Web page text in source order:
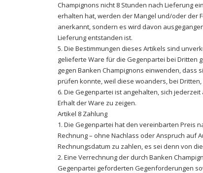
Champignons nicht 8 Stunden nach Lieferung
erhalten hat, werden der Mangel und/oder der
anerkannt, sondern es wird davon
Lieferung entstanden ist.
5. Die Bestimmungen dieses Artikels sind
gelieferte Ware für die Gegenpartei bei Dritten
gegen Banken Champignons einwenden, dass
prüfen konnte, weil diese woanders, bei
6. Die Gegenpartei ist angehalten, sich
Erhalt der Ware zu zeigen.
Artikel 8 Zahlung
1. Die Gegenpartei hat den vereinbarten Preis
Rechnung – ohne Nachlass oder Anspruch auf
Rechnungsdatum zu zahlen, es sei denn von
2. Eine Verrechnung der durch Banken
Gegenpartei geforderten Gegenforderungen